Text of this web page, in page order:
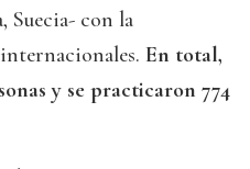
Suecia- con la
En total,
y se practicaron 774